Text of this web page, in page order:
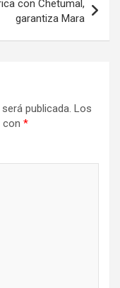
con Chetumal,
garantiza Mara
publicada. Los
con *